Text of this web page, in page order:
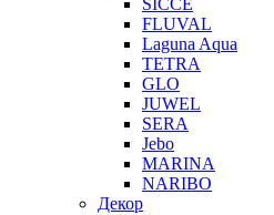
FLUVAL
Laguna Aqua
TETRA
GLO
JUWEL
SERA
Jebo
MARINA
NARIBO
Декор